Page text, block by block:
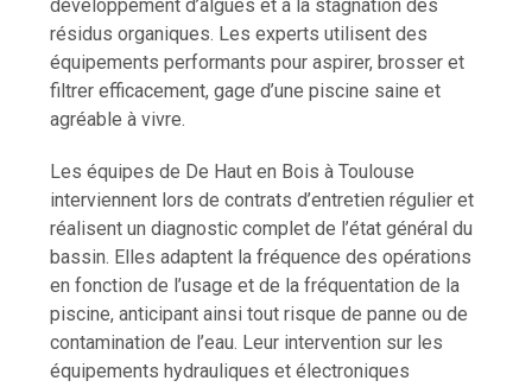
développement d’algues et à la stagnation des
résidus organiques. Les experts utilisent des
équipements performants pour aspirer, brosser et
filtrer efficacement, gage d’une piscine saine et
agréable à vivre.
Les équipes de De Haut en Bois à Toulouse
interviennent lors de contrats d’entretien régulier et
réalisent un diagnostic complet de l’état général du
bassin. Elles adaptent la fréquence des opérations
en fonction de l’usage et de la fréquentation de la
piscine, anticipant ainsi tout risque de panne ou de
contamination de l’eau. Leur intervention sur les
équipements hydrauliques et électroniques